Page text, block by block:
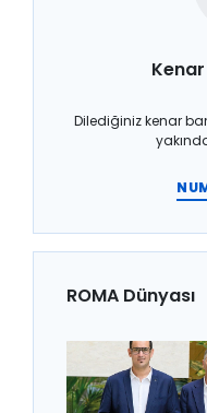
Dilediğiniz kenar
ROMA Dünyası